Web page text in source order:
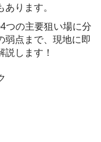
あります。
つの主要狙い場に分
弱点まで、現地に即
します！